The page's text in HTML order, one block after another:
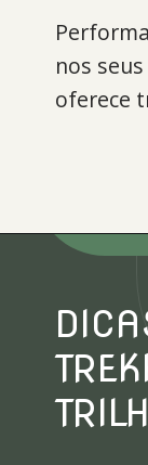
nos
oferece